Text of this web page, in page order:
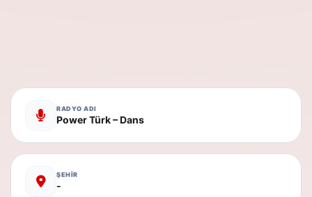
RADYO ADI
Power Türk – Dans
ŞEHİR
-